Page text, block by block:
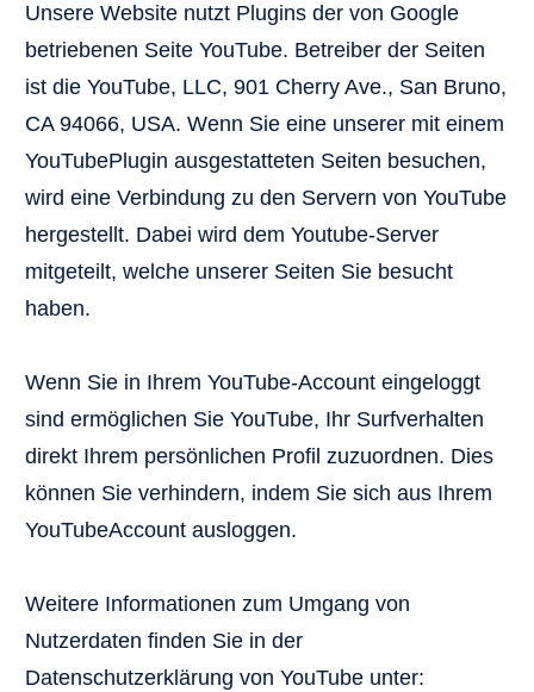
Unsere Website nutzt Plugins der von Google
betriebenen Seite YouTube. Betreiber der Seiten
ist die YouTube, LLC, 901 Cherry Ave., San Bruno,
CA 94066, USA. Wenn Sie eine unserer mit einem
YouTubePlugin ausgestatteten Seiten besuchen,
wird eine Verbindung zu den Servern von YouTube
hergestellt. Dabei wird dem Youtube-Server
mitgeteilt, welche unserer Seiten Sie besucht
haben.
Wenn Sie in Ihrem YouTube-Account eingeloggt
sind ermöglichen Sie YouTube, Ihr Surfverhalten
direkt Ihrem persönlichen Profil zuzuordnen. Dies
können Sie verhindern, indem Sie sich aus Ihrem
YouTubeAccount ausloggen.
Weitere Informationen zum Umgang von
Nutzerdaten finden Sie in der
Datenschutzerklärung von YouTube unter: